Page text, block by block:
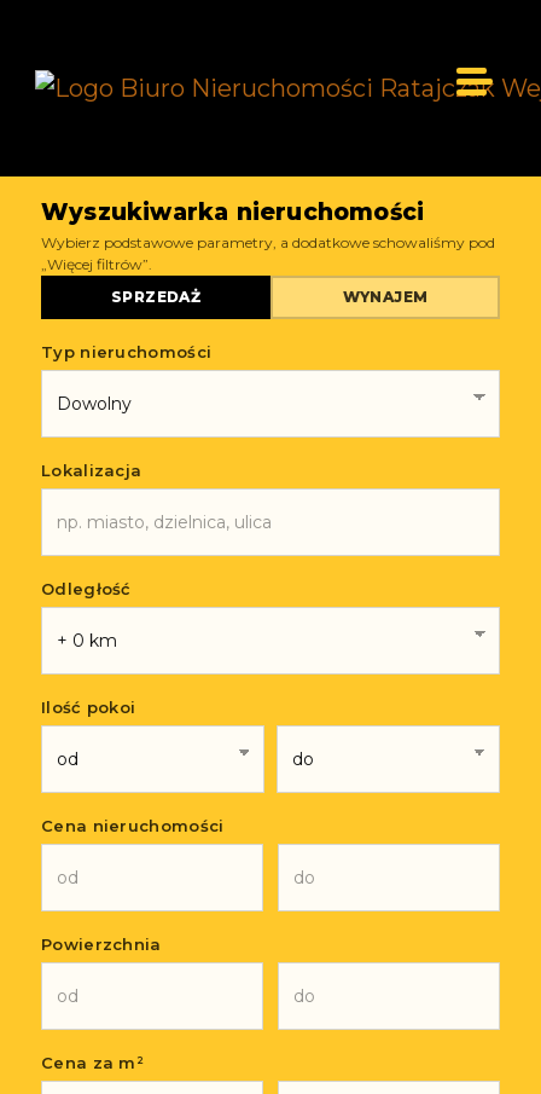
Wyszukiwarka nieruchomości
Wybierz podstawowe parametry, a dodatkowe schowaliśmy pod
„Więcej filtrów”.
SPRZEDAŻ
WYNAJEM
Typ nieruchomości
Lokalizacja
Odległość
Ilość pokoi
Cena nieruchomości
Powierzchnia
Cena za m²